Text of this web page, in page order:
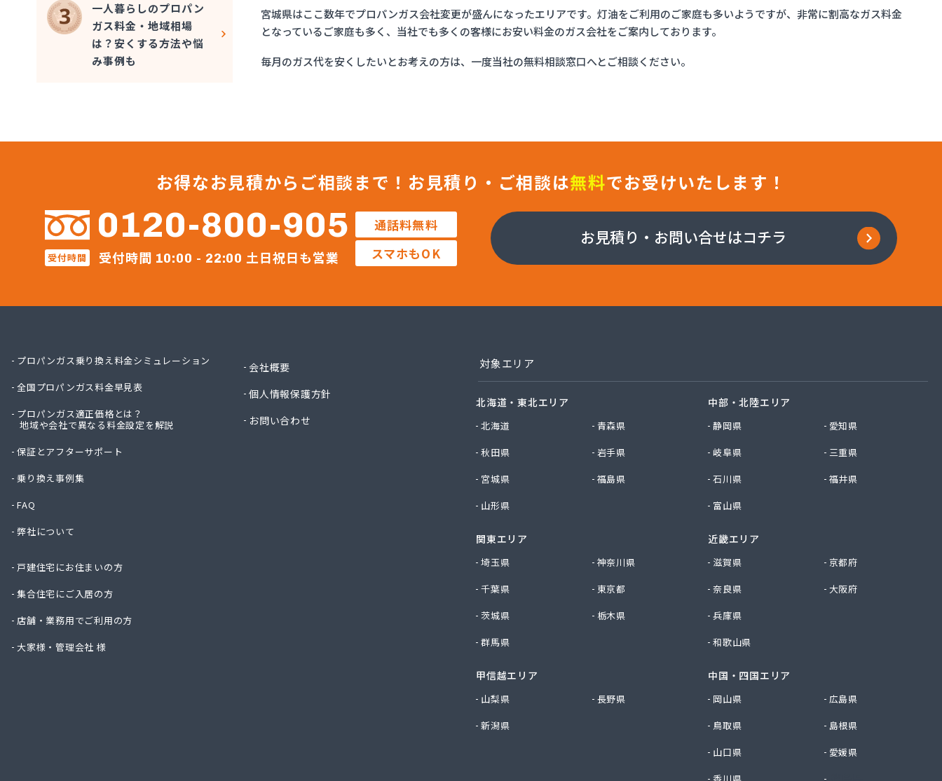
ガステックサービス株式会社 仙台支店
カメイ株式会社
カメイ株式会社 LPガス塩釜ターミナル
カメイ株式会社 塩釜オートガススタンド
サトウ燃料
たばこ屋商店
ツネマツガス株式会社
トーホクガス株式会社 仙台東営業所
ホームライフサポート株式会社
みやぎ生活協同組合コープガスセンター
ミライフ東日本株式会社 仙台支店 仙台基地
ワタヒョウ株式会社
ワタヒョウ株式会社エネルギーセンター
伊藤忠エネクスホームライフ東北株式会社
株式会社エネサンス 東北花京院オートガススタンド
株式会社エネサンス 東北多賀城サービスセンター
宮城県はここ数年でプロパンガス会社変更が盛んになったエリアです。灯油をご利用のご家庭も多いようですが、非常に割高なガス料金
となっているご家庭も多く、当社でも多くの客様にお安い料金のガス会社をご案内しております。
毎月のガス代を安くしたいとお考えの方は、一度当社の無料相談窓口へとご相談ください。
一人暮らしのプロパン
ガス料金・地域相場
は？安くする方法や悩
み事例も
お得なお見積からご相談まで！ お見積り・ご相談は無料でお受けいたします！
0120-800-905
受付時間 受付時間 10:00 - 22:00 土日祝日も営業
通話料無料
スマホもOK
お見積り・お問い合せはコチラ
プロパンガス乗り換え料金シミュレーション
全国プロパンガス料金早見表
プロパンガス適正価格とは？
地域や会社で異なる料金設定を解説
保証とアフターサポート
乗り換え事例集
FAQ
弊社について
戸建住宅にお住まいの方
集合住宅にご入居の方
店舗・業務用でご利用の方
大家様・管理会社 様
会社概要
個人情報保護方針
お問い合わせ
対象エリア
北海道・東北エリア
北海道
青森県
秋田県
岩手県
宮城県
福島県
山形県
関東エリア
埼玉県
神奈川県
千葉県
東京都
茨城県
栃木県
群馬県
甲信越エリア
山梨県
長野県
新潟県
中部・北陸エリア
静岡県
愛知県
岐阜県
三重県
石川県
福井県
富山県
近畿エリア
滋賀県
京都府
奈良県
大阪府
兵庫県
和歌山県
中国・四国エリア
岡山県
広島県
鳥取県
島根県
山口県
愛媛県